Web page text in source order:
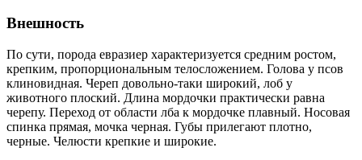
Внешность
По сути, порода евразиер характеризуется средним ростом,
крепким, пропорциональным телосложением. Голова у псов
клиновидная. Череп довольно-таки широкий, лоб у
животного плоский. Длина мордочки практически равна
черепу. Переход от области лба к мордочке плавный. Носовая
спинка прямая, мочка черная. Губы прилегают плотно,
черные. Челюсти крепкие и широкие.